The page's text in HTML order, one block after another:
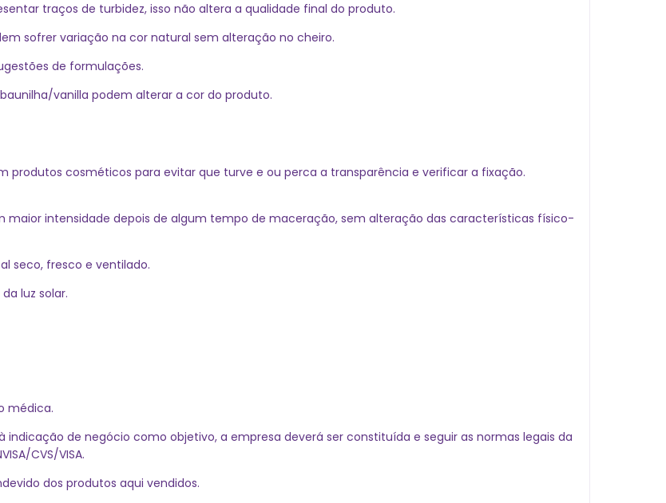
traços de turbidez, isso não altera a qualidade final do produto.
sofrer variação na cor natural sem alteração no cheiro.
de formulações.
vanilla podem alterar a cor do produto.
produtos cosméticos para evitar que turve e ou perca a transparência e verificar a fixação.
intensidade depois de algum tempo de maceração, sem alteração das características físico-
seco, fresco e ventilado.
luz solar.
médica.
indicação de negócio como objetivo, a empresa deverá ser constituída e seguir as normas legais da
CVS/VISA.
dos produtos aqui vendidos.